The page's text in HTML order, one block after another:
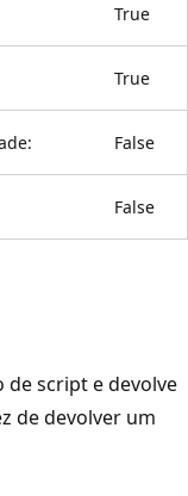
True
True
False
False
de script e devolve
de devolver um